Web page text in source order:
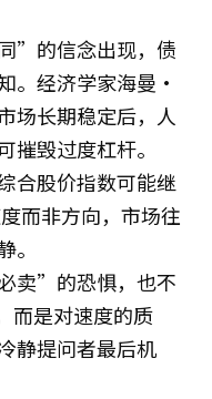
”的信念出现，债
。经济学家海曼·
长期稳定后，人
摧毁过度杠杆。
合股价指数可能继
而非方向，市场往
。
卖”的恐惧，也不
而是对速度的质
静提问者最后机